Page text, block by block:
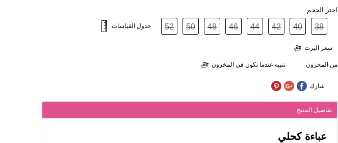
اختر الحجم
38
40
42
44
46
48
50
52 جدول القياسات
سعر اليرت
من المخزون تنبيه عندما تكون في المخزون
شارك
تفاصيل المنتج
عباءة كحلي